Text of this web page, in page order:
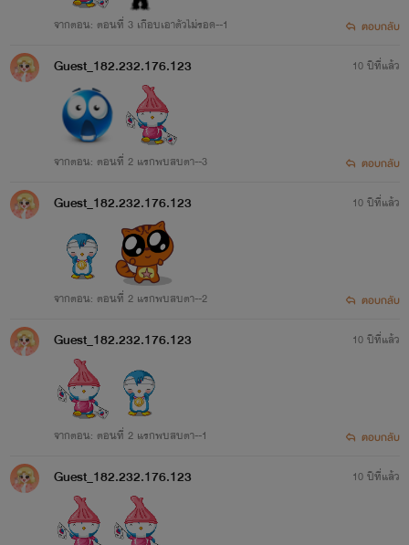
จากตอน: ตอนที่ 3 เกือบเอาตัวไม่รอด--1 ตอบกลับ
Guest_182.232.176.123
จากตอน: ตอนที่ 2 แรกพบสบตา--3
10 ปีที่แล้ว
ตอบกลับ
Guest_182.232.176.123
จากตอน: ตอนที่ 2 แรกพบสบตา--2
10 ปีที่แล้ว
ตอบกลับ
Guest_182.232.176.123
จากตอน: ตอนที่ 2 แรกพบสบตา--1
10 ปีที่แล้ว
ตอบกลับ
Guest_182.232.176.123 10 ปีที่แล้ว